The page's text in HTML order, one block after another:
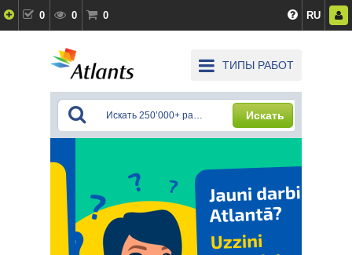
0 0 0 RU
ТИПЫ РАБОТ
Искать